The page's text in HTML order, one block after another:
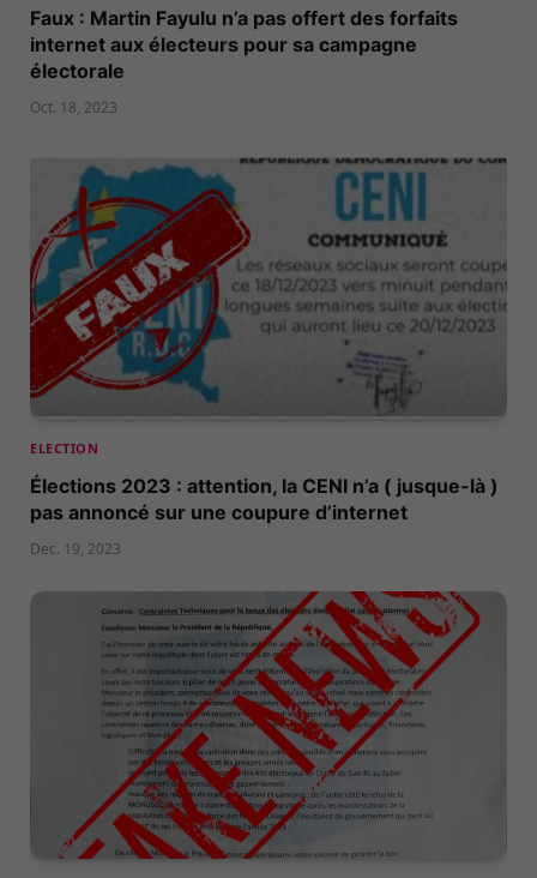
Faux : Martin Fayulu n’a pas offert des forfaits
internet aux électeurs pour sa campagne
électorale
Oct. 18, 2023
ELECTION
Élections 2023 : attention, la CENI n’a ( jusque-là )
pas annoncé sur une coupure d’internet
Dec. 19, 2023